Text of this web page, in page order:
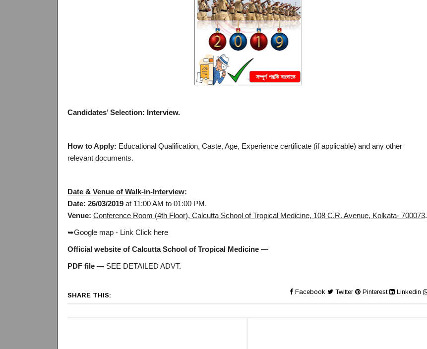
Candidates’ Selection: Interview.
How to Apply: Educational Qualification, Caste, Age, Experience certificate (if applicable) and any other
relevant documents.
Date & Venue of Walk-in-Interview:
Date: 26/03/2019 at 11:00 AM to 01:00 PM.
Venue: Conference Room (4th Floor), Calcutta School of Tropical Medicine, 108 C.R. Avenue, Kolkata- 700073.
➥Google map - Link Click here
Official website of Calcutta School of Tropical Medicine—
PDF file— SEE DETAILED ADVT.
SHARE THIS: Facebook Twitter Pinterest Linkedin